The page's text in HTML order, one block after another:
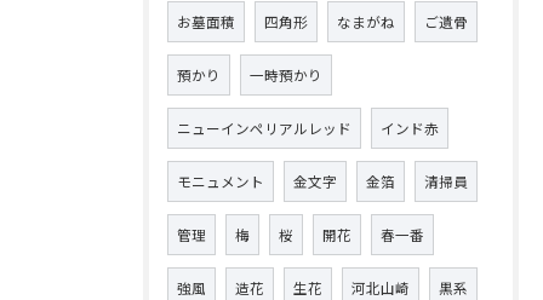
お墓面積 四角形 なまがね ご遺骨
預かり 一時預かり
ニューインペリアルレッド インド赤
モニュメント 金文字 金箔 清掃員
管理 梅 桜 開花 春一番
強風 造花 生花 河北山崎 黒系